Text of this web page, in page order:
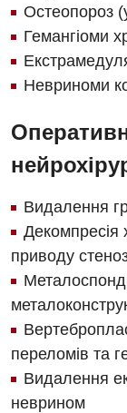
Остеопороз
Гемангіоми
Невриноми
Видалення
Декомпресія
приводу
переломів та
Видалення
неврином